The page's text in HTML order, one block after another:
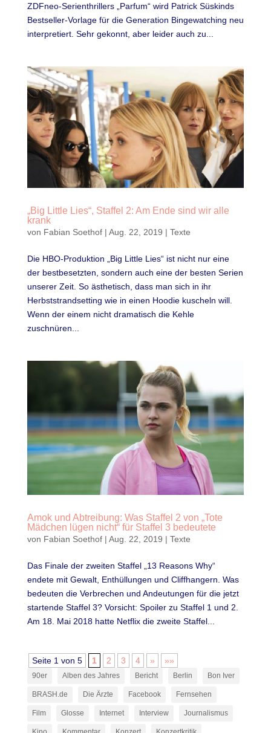
ZDFneo-Serienthrillers „Parfum“ wird Patrick Süskinds
Bestseller-Vorlage für die Generation Bingewatching neu
interpretiert. Sehr gekonnt, aber leider auch zu...
„Big Little Lies“, Staffel 2: Am Ende sind wir alle
krank
von Fabian Soethof| Aug. 22, 2019 | Texte
Die HBO-Produktion „Big Little Lies“ ist nicht nur eine
der bestbesetzten, sondern auch eine der besten Serien
unserer Zeit. So ästhetisch, dass man sich in ihr
Herbststrandsetting wie in einen Hoodie kuscheln will.
Wenn der einem nicht dramatisch die Kehle
zuschnüren...
Amok und Abtreibung: Was Staffel 2 von „Tote
Mädchen lügen nicht“ für Staffel 3 bedeutete
von Fabian Soethof| Aug. 22, 2019 | Texte
Das Finale der zweiten Staffel „13 Reasons Why“
endete mit Gewalt, Enthüllungen und Cliffhangern. Was
bedeuten die Verbrechen und Andeutungen für die jetzt
startende Staffel 3? Vorsicht: Spoiler zu Staffel 1 und 2.
Am 18. Mai 2018 hatte Netflix die zweite Staffel...
Seite 1 von 5 1 2 3 4 » »»
90er Alben des Jahres Bericht Berlin Bon Iver
BRASH.de Die Ärzte Facebook Fernsehen
Film Glosse Internet Interview Journalismus